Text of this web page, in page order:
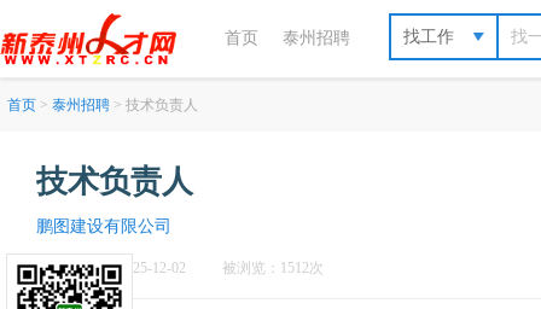
首页 泰州招聘 找工作
首页 > 泰州招聘 > 技术负责人
技术负责人
鹏图建设有限公司
刷新于：2025-12-02 被浏览：1512次